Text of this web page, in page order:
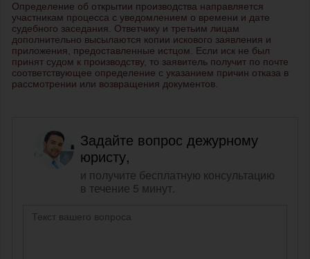
Определение об открытии производства направляется
участникам процесса с уведомлением о времени и дате
судебного заседания. Ответчику и третьим лицам
дополнительно высылаются копии искового заявления и
приложения, предоставленные истцом. Если иск не был
принят судом к производству, то заявитель получит по почте
соответствующее определение с указанием причин отказа в
рассмотрении или возвращения документов.
Задайте вопрос дежурному
юристу,
и получите бесплатную консультацию
в течение 5 минут.